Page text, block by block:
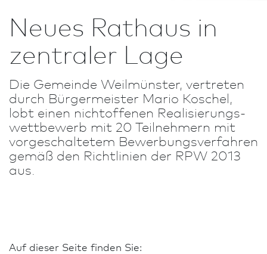
Neues Rathaus in
zentraler Lage
Die Gemeinde Weilmünster, vertreten
durch Bürgermeister Mario Koschel,
lobt einen nichtoffenen Realisierungs­
wett­bewerb mit 20 Teilnehmern mit
vorgeschaltetem Bewerbungsverfahren
gemäß den Richt­linien der RPW 2013
aus.
Auf dieser Seite finden Sie: